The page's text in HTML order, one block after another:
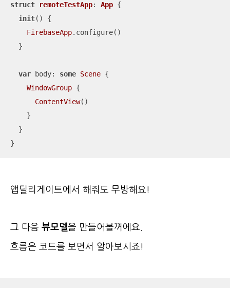
struct remoteTestApp: App {
init()
{
FirebaseApp.configure()
  }
var body: some Scene {
WindowGroup {
ContentView()
    }
  }
}
앱딜리게이트에서 해줘도 무방해요!
그 다음 뷰모델을 만들어볼꺼에요.
흐름은 코드를 보면서 알아보시죠!